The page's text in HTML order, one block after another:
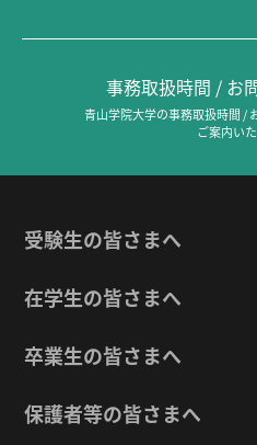
事務取扱時間 / お
青山学院大学の事務取扱時間 /
ご案内い
受験生の皆さまへ
在学生の皆さまへ
卒業生の皆さまへ
保護者等の皆さまへ